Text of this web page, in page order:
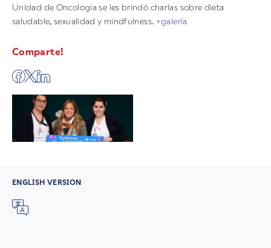
Unidad de Oncología se les brindó charlas sobre dieta
saludable, sexualidad y mindfulness. +galería
Comparte!
ENGLISH VERSION